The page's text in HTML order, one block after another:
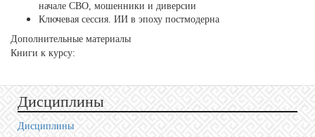
начале СВО, мошенники и диверсии
Ключевая сессия. ИИ в эпоху постмодерна
Дополнительные материалы
Книги к курсу:
Дисциплины
Дисциплины